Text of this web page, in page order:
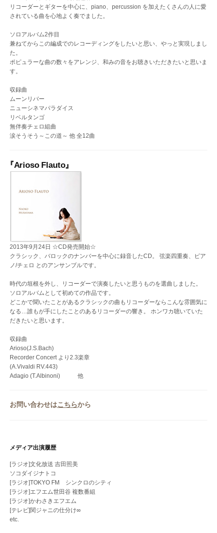
リコーダーとギターを中心に、piano、percussion を加えたくさんの人に愛
されている曲を心地よく奏でました。
ソロアルバム2作目
兼ねてからこの編成でのレコーディングをしたいと思い、やっと実現しまし
た。
ポピュラーな曲の数々をアレンジ、和みの音をお聴きいただきたいと思いま
す。
収録曲
ムーンリバー
ニューシネマパラダイス
リベルタンゴ
無伴奏チェロ組曲
涙そうそう～この道～ 他 全12曲
Arioso Flauto』
2013年9月24日 ☆CD発売開始☆
クラシック、バロックのナンバーを中心に録音したCD。 弦楽四重奏、ピア
ノ/チェロ とのアンサンブルです。
時代の垣根を外し、リコーダーで演奏したいと思うものを選曲しました。
ソロアルバムとして初めての作品です。
どこかで聞いたことがあるクラシックの曲もリコーダーならこんな雰囲気に
なる…誰もが手にしたことのあるリコーダーの響き。 ホンワカ聴いていた
だきたいと思います。
収録曲
Arioso(J.S.Bach)
Recorder Concert より2.3楽章
(A.Vivaldi RV.443)
Adagio (T.Albinoni) 他
お問い合わせはこちらから
メディア出演履歴
[ラジオ]文化放送 吉田照美
ソコダイジナトコ
[ラジオ]TOKYO FM シンクロのシティ
[ラジオ]エフエム世田谷 複数番組
[ラジオ]かわさきエフエム
[テレビ]関ジャニの仕分け∞
etc.